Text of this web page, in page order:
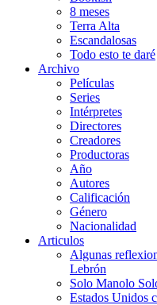
8 meses
Terra Alta
Escandalosas
Todo esto te daré
Archivo
Películas
Series
Intérpretes
Directores
Creadores
Productoras
Año
Autores
Calificación
Género
Nacionalidad
Articulos
Algunas
Lebrón
Solo Manolo
Estados Unidos